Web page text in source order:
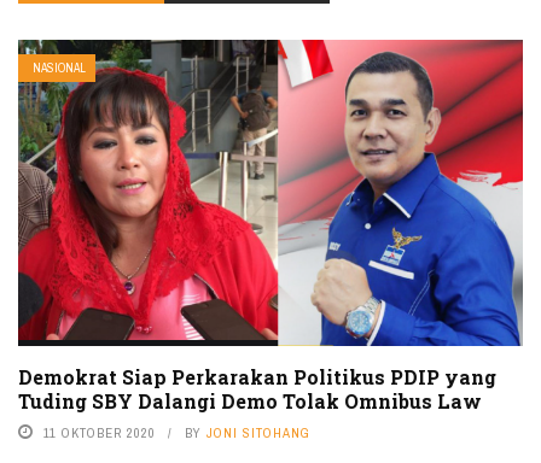
NASIONAL
Demokrat Siap Perkarakan Politikus PDIP yang
Tuding SBY Dalangi Demo Tolak Omnibus Law
11 OKTOBER 2020 BY JONI SITOHANG